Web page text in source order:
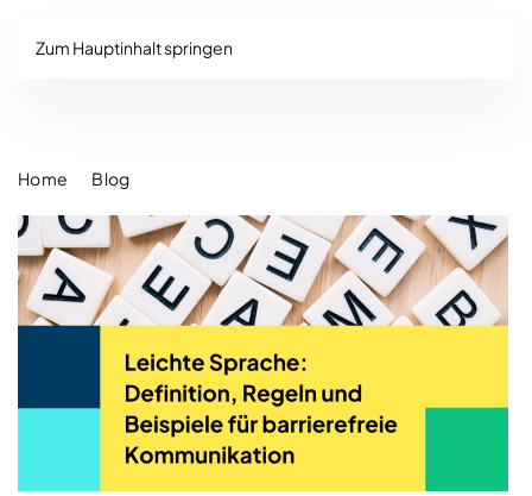
Zum Hauptinhalt springen
Home Blog